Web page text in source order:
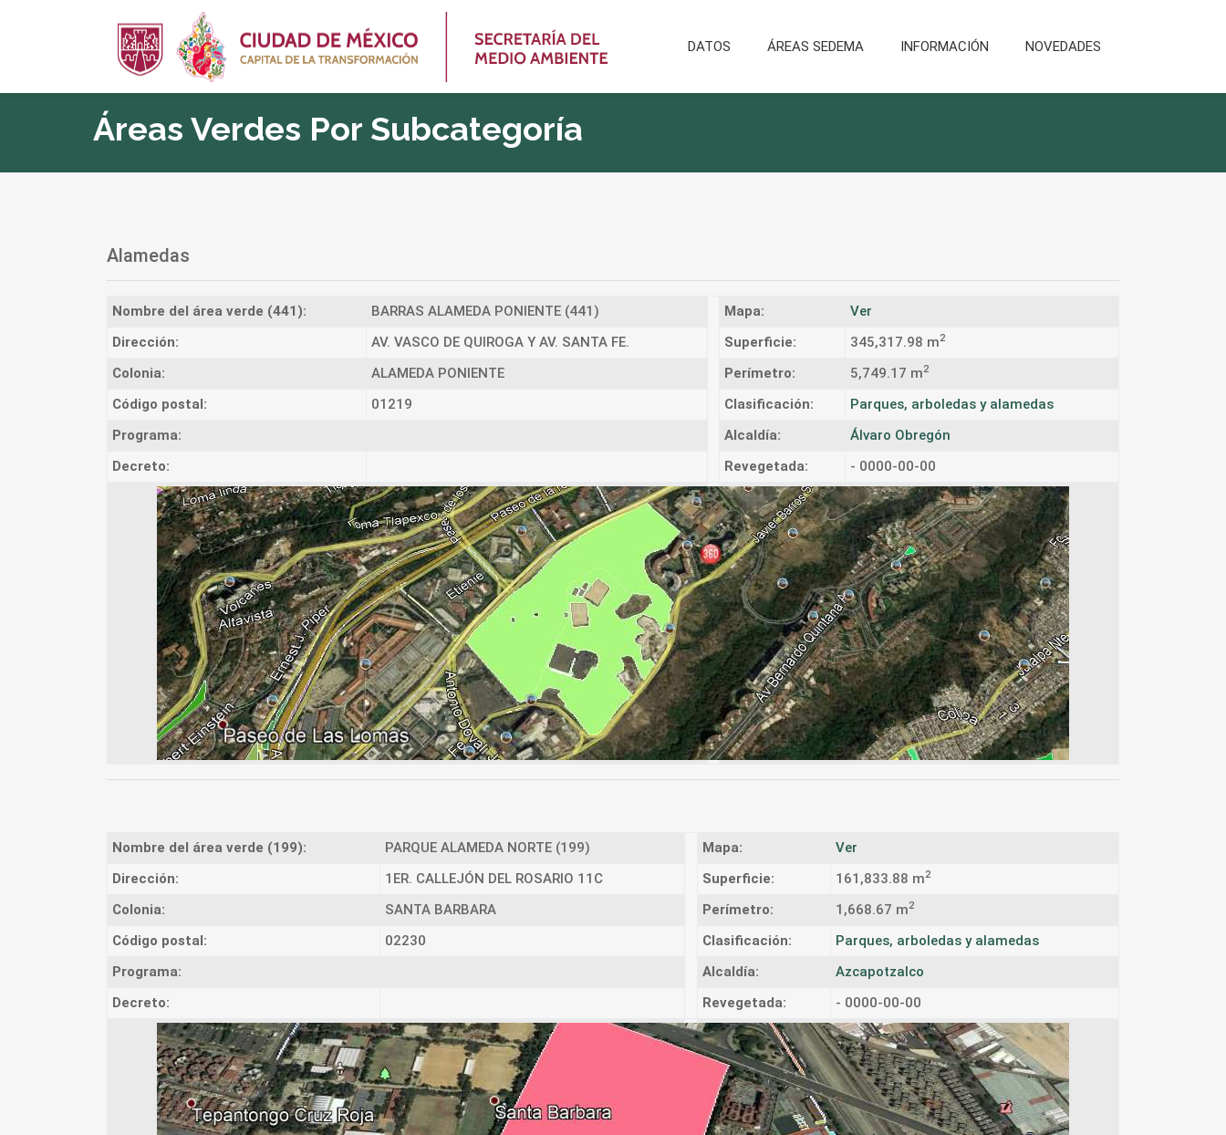
DATOS ÁREAS SEDEMA INFORMACIÓN NOVEDADES
Áreas Verdes Por Subcategoría
Alamedas
Nombre del área verde (441): BARRAS ALAMEDA PONIENTE (441) Mapa:
Ver
Dirección:
AV. VASCO DE QUIROGA Y AV. SANTA FE. Superficie: 345,317.98 m2
Colonia: ALAMEDA PONIENTE Perímetro: 5,749.17 m2
Código postal: 01219 Clasificación:
Parques, arboledas y alamedas
Programa:
Alcaldía:
Álvaro Obregón
Decreto:
Revegetada: - 0000-00-00
Nombre del área verde (199): PARQUE ALAMEDA NORTE (199) Mapa:
Ver
Dirección:
1ER. CALLEJÓN DEL ROSARIO 11C Superficie: 161,833.88 m2
Colonia: SANTA BARBARA Perímetro: 1,668.67 m2
Código postal: 02230 Clasificación:
Parques, arboledas y alamedas
Programa:
Alcaldía:
Azcapotzalco
Decreto:
Revegetada: - 0000-00-00